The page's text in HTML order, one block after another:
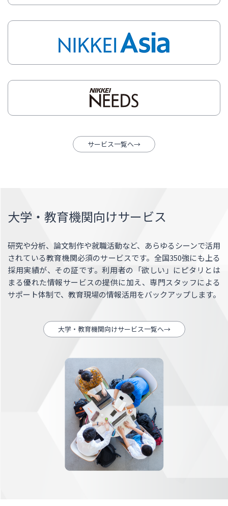
サービス一覧へ
大学・教育機関向けサービス
研究や分析、論文制作や就職活動など、あらゆるシーンで活用
されている教育機関必須のサービスです。全国350強にも上る
採用実績が、その証です。利用者の「欲しい」にピタリとは
まる優れた情報サービスの提供に加え、専門スタッフによる
サポート体制で、教育現場の情報活用をバックアップします。
大学・教育機関向けサービス一覧へ